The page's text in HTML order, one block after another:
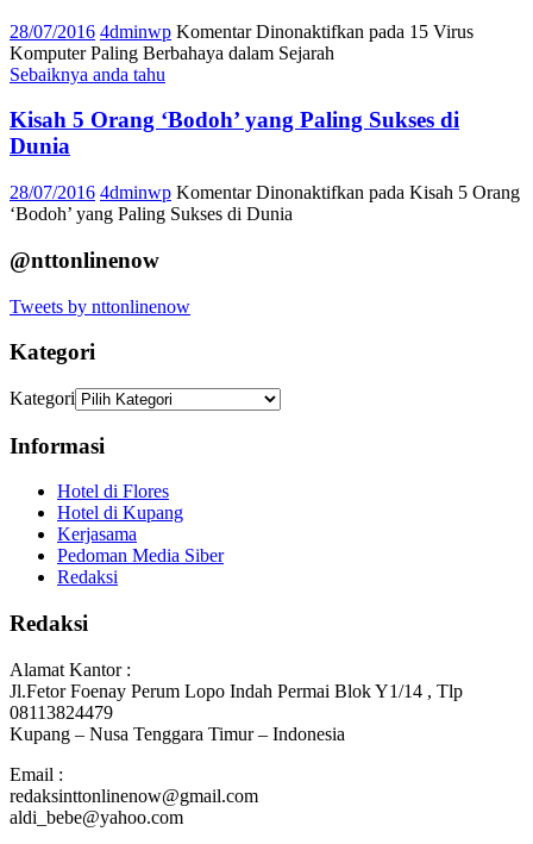
28/07/2016 4dminwp Komentar Dinonaktifkan pada 15 Virus
Komputer Paling Berbahaya dalam Sejarah
Sebaiknya anda tahu
Kisah 5 Orang ‘Bodoh’ yang Paling Sukses di
Dunia
28/07/2016 4dminwp Komentar Dinonaktifkan pada Kisah 5 Orang
‘Bodoh’ yang Paling Sukses di Dunia
@nttonlinenow
Tweets by nttonlinenow
Kategori
Kategori
Informasi
Hotel di Flores
Hotel di Kupang
Kerjasama
Pedoman Media Siber
Redaksi
Redaksi
Alamat Kantor :
Jl.Fetor Foenay Perum Lopo Indah Permai Blok Y1/14 , Tlp
08113824479
Kupang – Nusa Tenggara Timur – Indonesia
Email :
redaksinttonlinenow@gmail.com
aldi_bebe@yahoo.com